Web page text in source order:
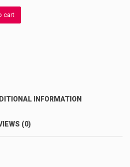
cart
INFORMATION
(0)